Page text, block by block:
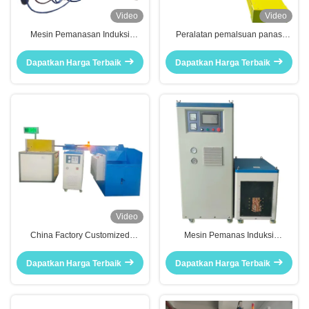
Video
Mesin Pemanasan Induksi
Pemrosesan Pemanasan Awal
Dapatkan Harga Terbaik
Video
Peralatan pemalsuan panas
cepat dan akurat
Dapatkan Harga Terbaik
Video
China Factory Customized
Heat/Tempering Furnace
Machine with Automatic Feeding
Dapatkan Harga Terbaik
Mesin Pemanas Induksi
Peralatan Pemanas Induksi
Digital Penuh
Dapatkan Harga Terbaik